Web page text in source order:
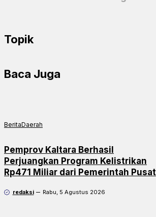
Topik
Baca Juga
BeritaDaerah
Pemprov Kaltara Berhasil
Perjuangkan Program Kelistrikan
Rp471 Miliar dari Pemerintah Pusat
redaksi Rabu, 5 Agustus 2026